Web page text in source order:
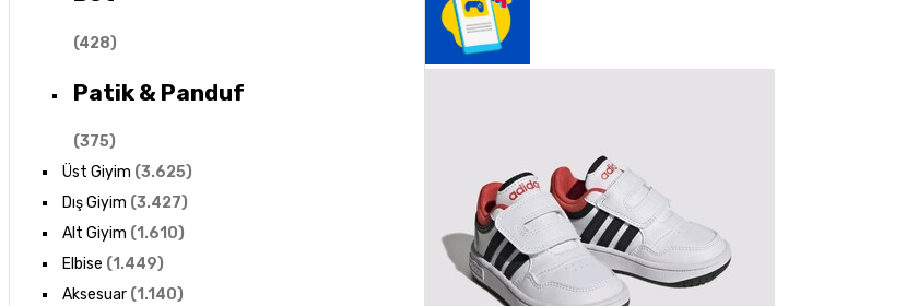
(428)
Patik & Panduf
(375)
Üst Giyim (3.625)
Dış Giyim (3.427)
Alt Giyim (1.610)
Elbise (1.449)
Aksesuar(1.140)